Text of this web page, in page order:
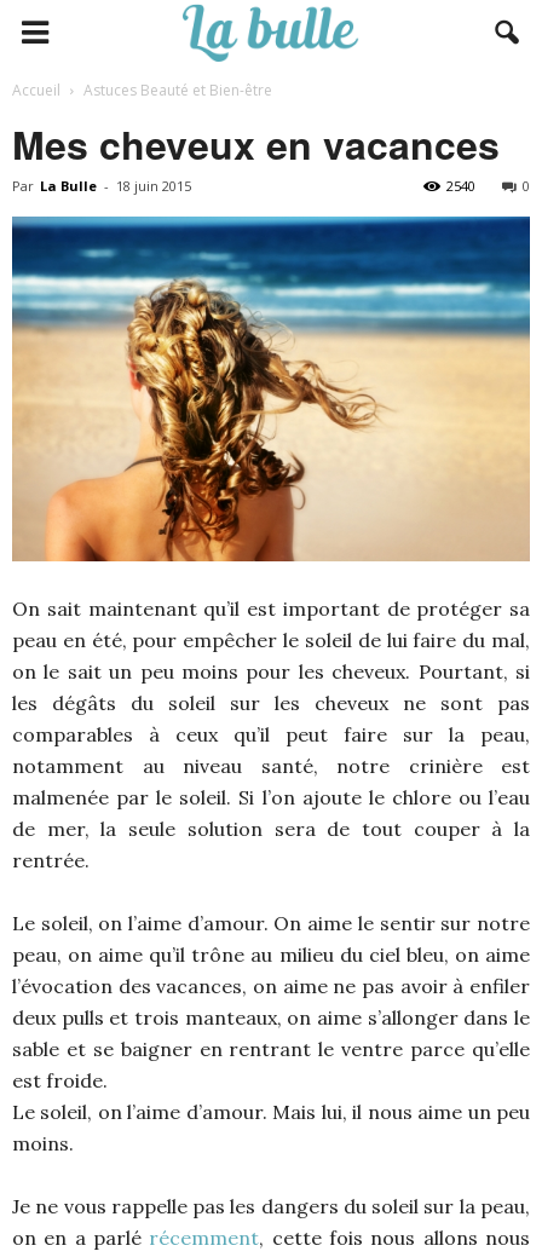
Accueil Astuces Beauté et Bien-être
Mes cheveux en vacances
Par La Bulle - 18 juin 2015 0
2540
On sait maintenant qu’il est important de protéger sa
peau en été, pour empêcher le soleil de lui faire du mal,
on le sait un peu moins pour les cheveux. Pourtant, si
les dégâts du soleil sur les cheveux ne sont pas
comparables à ceux qu’il peut faire sur la peau,
notamment au niveau santé, notre crinière est
malmenée par le soleil. Si l’on ajoute le chlore ou l’eau
de mer, la seule solution sera de tout couper à la
rentrée.
Le soleil, on l’aime d’amour. On aime le sentir sur notre
peau, on aime qu’il trône au milieu du ciel bleu, on aime
l’évocation des vacances, on aime ne pas avoir à enfiler
deux pulls et trois manteaux, on aime s’allonger dans le
sable et se baigner en rentrant le ventre parce qu’elle
est froide.
Le soleil, on l’aime d’amour. Mais lui, il nous aime un peu
moins.
Je ne vous rappelle pas les dangers du soleil sur la peau,
on en a parlé récemment, cette fois nous allons nous